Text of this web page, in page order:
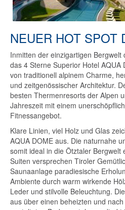
NEUER HOT SPOT
Inmitten der einzigartigen
das 4 Sterne Superior Hotel AQUA
von traditionell alpinem Charme,
und zeitgenössischer Architektur.
besten Thermenresorts der Alpen
Jahreszeit mit einem
Fitnessangebot.
Klare Linien, viel Holz und Glas
AQUA DOME aus. Die naturnahe
somit ideal in die Ötztaler Bergwelt
Suiten versprechen Tiroler
Saunaanlage paradiesische
Ambiente durch warm wirkende
Leder und stilvolle Beleuchtung.
aus über einen beheizten und